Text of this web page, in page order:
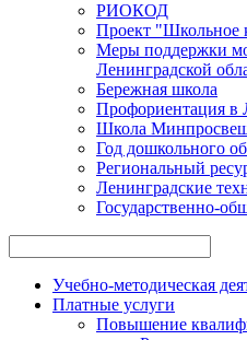
РИОКОД
Проект "Школьное
Меры поддержки
Ленинградской
Бережная школа
Профориентация в
Школа
Год дошкольного
Региональный
Ленинградские
Государственно-
Учебно-методическая
Платные услуги
Повышение